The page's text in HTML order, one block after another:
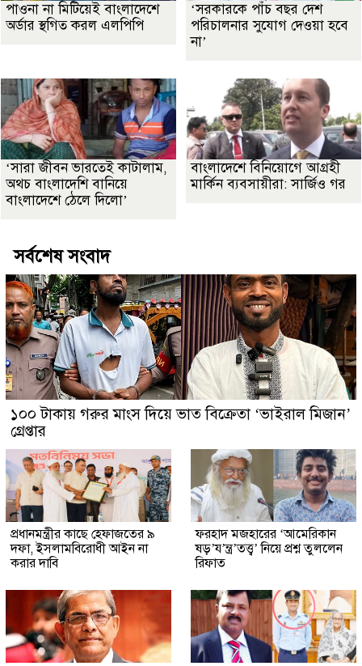
পাওনা না মিটিয়েই বাংলাদেশে
অর্ডার স্থগিত করল এলপিপি
‘সরকারকে পাঁচ বছর দেশ
পরিচালনার সুযোগ দেওয়া হবে
না’
‘সারা জীবন ভারতেই কাটালাম,
অথচ বাংলাদেশি বানিয়ে
বাংলাদেশে ঠেলে দিলো’
বাংলাদেশে বিনিয়োগে আগ্রহী
মার্কিন ব্যবসায়ীরা: সার্জিও গর
সর্বশেষ সংবাদ
১০০ টাকায় গরুর মাংস দিয়ে ভাত বিক্রেতা ‘ভাইরাল মিজান’
গ্রেপ্তার
প্রধানমন্ত্রীর কাছে হেফাজতের ৯
দফা, ইসলামবিরোধী আইন না
করার দাবি
ফরহাদ মজহারের ‘আমেরিকান
ষড়’য’ন্ত্র’তত্ত্ব’ নিয়ে প্রশ্ন তুললেন
রিফাত